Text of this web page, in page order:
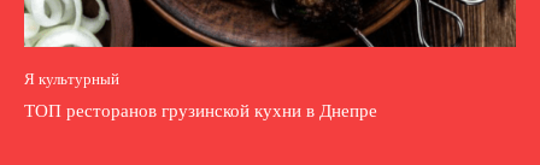
Я культурный
ТОП ресторанов грузинской кухни в Днепре